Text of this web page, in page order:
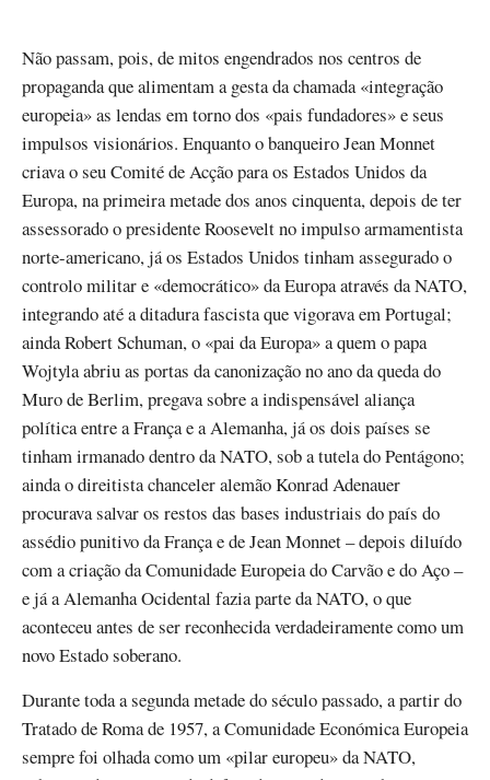
Não passam, pois, de mitos engendrados nos centros de
propaganda que alimentam a gesta da chamada «integração
europeia» as lendas em torno dos «pais fundadores» e seus
impulsos visionários. Enquanto o banqueiro Jean Monnet
criava o seu Comité de Acção para os Estados Unidos da
Europa, na primeira metade dos anos cinquenta, depois de ter
assessorado o presidente Roosevelt no impulso armamentista
norte-americano, já os Estados Unidos tinham assegurado o
controlo militar e «democrático» da Europa através da NATO,
integrando até a ditadura fascista que vigorava em Portugal;
ainda Robert Schuman, o «pai da Europa» a quem o papa
Wojtyla abriu as portas da canonização no ano da queda do
Muro de Berlim, pregava sobre a indispensável aliança
política entre a França e a Alemanha, já os dois países se
tinham irmanado dentro da NATO, sob a tutela do Pentágono;
ainda o direitista chanceler alemão Konrad Adenauer
procurava salvar os restos das bases industriais do país do
assédio punitivo da França e de Jean Monnet – depois diluído
com a criação da Comunidade Europeia do Carvão e do Aço –
e já a Alemanha Ocidental fazia parte da NATO, o que
aconteceu antes de ser reconhecida verdadeiramente como um
novo Estado soberano.
Durante toda a segunda metade do século passado, a partir do
Tratado de Roma de 1957, a Comunidade Económica Europeia
sempre foi olhada como um «pilar europeu» da NATO,